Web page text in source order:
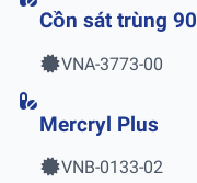
Cồn sát trùng 90
VNA-3773-00
Mercryl Plus
VNB-0133-02